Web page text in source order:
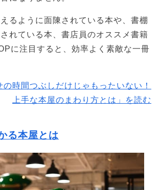
るように面陳されている本や、書棚
れている本、書店員のオススメ書籍
に注目すると、効率よく素敵な一冊
の時間つぶしだけじゃもったいない！
上手な本屋のまわり方とは」を読む
る本屋とは